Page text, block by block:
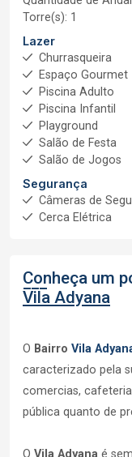
Torre(s): 1
Lazer
Churrasqueira
Espaço Gourmet
Piscina Adulto
Piscina Infantil
Playground
Salão de Festa
Salão de Jogos
Segurança
Câmeras de
Cerca Elétrica
Conheça um
Vila Adyana
O Bairro Vila
caracterizado pela
comercias,
pública quanto de
O Vila Adyana é